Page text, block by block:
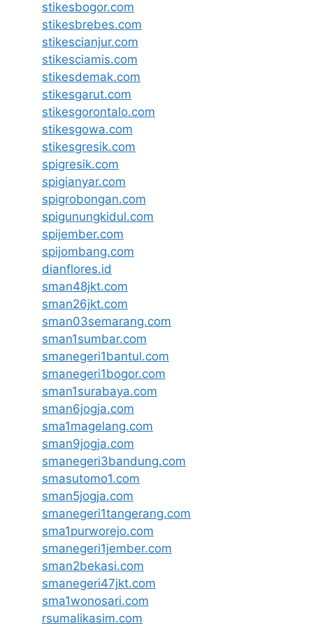
stikesbogor.com
stikesbrebes.com
stikescianjur.com
stikesciamis.com
stikesdemak.com
stikesgarut.com
stikesgorontalo.com
stikesgowa.com
stikesgresik.com
spigresik.com
spigianyar.com
spigrobongan.com
spigunungkidul.com
spijember.com
spijombang.com
dianflores.id
sman48jkt.com
sman26jkt.com
sman03semarang.com
sman1sumbar.com
smanegeri1bantul.com
smanegeri1bogor.com
sman1surabaya.com
sman6jogja.com
sma1magelang.com
sman9jogja.com
smanegeri3bandung.com
smasutomo1.com
sman5jogja.com
smanegeri1tangerang.com
sma1purworejo.com
smanegeri1jember.com
sman2bekasi.com
smanegeri47jkt.com
sma1wonosari.com
rsumalikasim.com